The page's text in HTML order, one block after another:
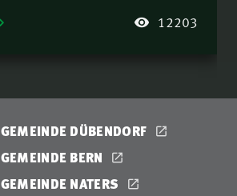
12203
GEMEINDE DÜBENDORF
GEMEINDE BERN
GEMEINDE NATERS